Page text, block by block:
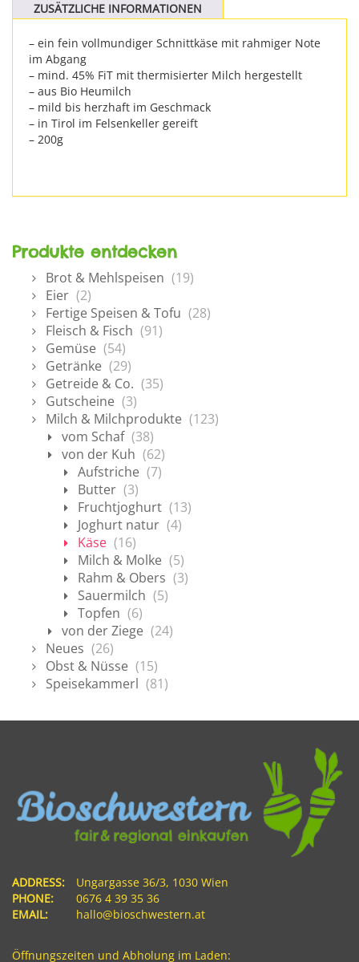
ZUSÄTZLICHE INFORMATIONEN
– ein fein vollmundiger Schnittkäse mit rahmiger Note
im Abgang
– mind. 45% FiT mit thermisierter Milch hergestellt
– aus Bio Heumilch
– mild bis herzhaft im Geschmack
– in Tirol im Felsenkeller gereift
– 200g
Produkte entdecken
Brot & Mehlspeisen (19)
Eier (2)
Fertige Speisen & Tofu (28)
Fleisch & Fisch (91)
Gemüse (54)
Getränke (29)
Getreide & Co. (35)
Gutscheine (3)
Milch & Milchprodukte (123)
vom Schaf (38)
von der Kuh (62)
Aufstriche (7)
Butter (3)
Fruchtjoghurt (13)
Joghurt natur (4)
Käse (16)
Milch & Molke (5)
Rahm & Obers (3)
Sauermilch (5)
Topfen (6)
von der Ziege (24)
Neues (26)
Obst & Nüsse (15)
Speisekammerl (81)
ADDRESS:
Ungargasse 36/3, 1030 Wien
PHONE:
0676 4 39 35 36
EMAIL:
hallo@bioschwestern.at
Öffnungszeiten und Abholung im Laden: